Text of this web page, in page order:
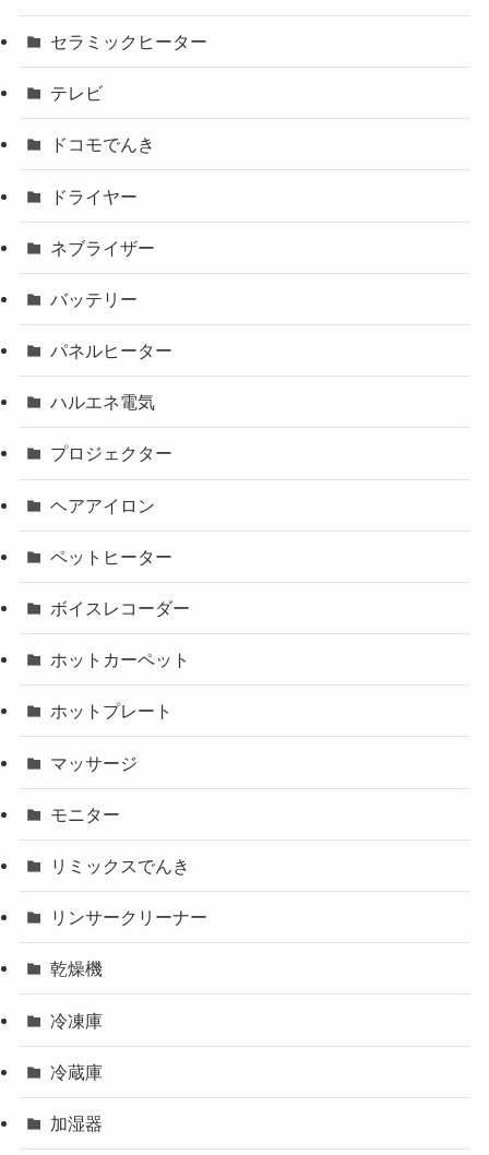
セラミックヒーター
テレビ
ドコモでんき
ドライヤー
ネブライザー
バッテリー
パネルヒーター
ハルエネ電気
プロジェクター
ヘアアイロン
ペットヒーター
ボイスレコーダー
ホットカーペット
ホットプレート
マッサージ
モニター
リミックスでんき
リンサークリーナー
乾燥機
冷凍庫
冷蔵庫
加湿器